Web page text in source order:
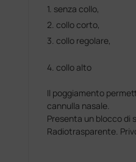
1. senza collo,
2. collo corto,
3. collo regolare,
4. collo alto
Il poggiamento
cannulla nasale.
Presenta un blocco di
Radiotrasparente.